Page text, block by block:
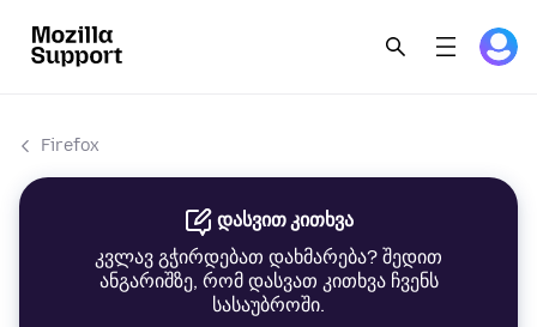
Firefox
დასვით კითხვა
კვლავ გჭირდებათ დახმარება? შედით
ანგარიშზე, რომ დასვათ კითხვა ჩვენს
სასაუბროში.